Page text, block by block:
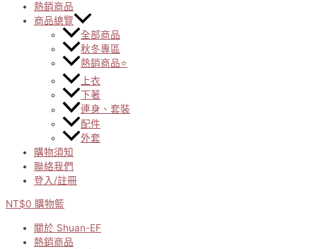
熱銷商品
商品總覽
全部商品
秋冬專區
熱銷商品⭐
上衣
下著
連身、套裝
配件
外套
購物須知
聯絡我們
登入/註冊
NT$0 購物籃
關於 Shuan-EF
熱銷商品